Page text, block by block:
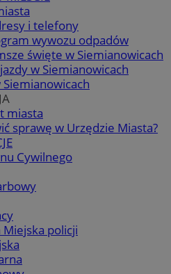
i telefony
wywozu odpadów
święte w Siemianowicach
w Siemianowicach
Siemianowicach
miasta
sprawę w Urzędzie Miasta?
Cywilnego
policji